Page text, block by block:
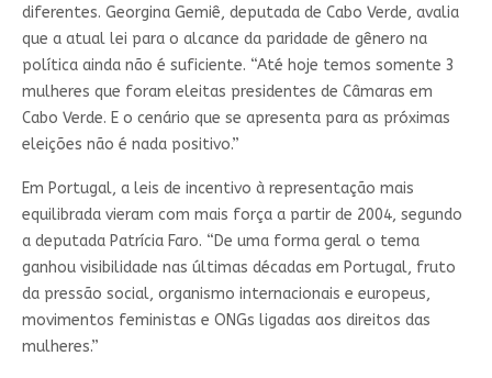
diferentes. Georgina Gemiê, deputada de Cabo Verde, avalia
que a atual lei para o alcance da paridade de gênero na
política ainda não é suficiente. “Até hoje temos somente 3
mulheres que foram eleitas presidentes de Câmaras em
Cabo Verde. E o cenário que se apresenta para as próximas
eleições não é nada positivo.”
Em Portugal, a leis de incentivo à representação mais
equilibrada vieram com mais força a partir de 2004, segundo
a deputada Patrícia Faro. “De uma forma geral o tema
ganhou visibilidade nas últimas décadas em Portugal, fruto
da pressão social, organismo internacionais e europeus,
movimentos feministas e ONGs ligadas aos direitos das
mulheres.”